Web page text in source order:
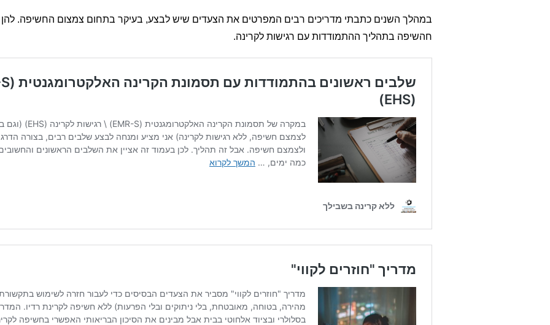
במהלך השנים כתבתי מדריכים רבים המפרטים את הצעדים שיש לבצע, בעיקר בתחום צמצום החשיפה. להן
חהשיפה בתהליך ההתמודדות עם רגישות לקרינה.